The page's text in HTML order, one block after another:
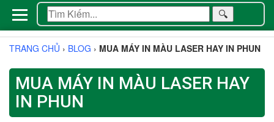
🔍
TRANG CHỦ › BLOG › MUA MÁY IN MÀU LASER HAY IN PHUN
MUA MÁY IN MÀU LASER HAY
IN PHUN